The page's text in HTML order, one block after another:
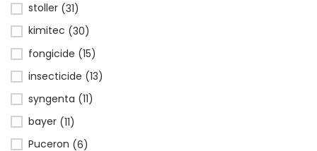
stoller (31)
kimitec (30)
fongicide (15)
insecticide (13)
syngenta (11)
bayer (11)
Puceron (6)